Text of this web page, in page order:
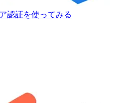
認証を使ってみる